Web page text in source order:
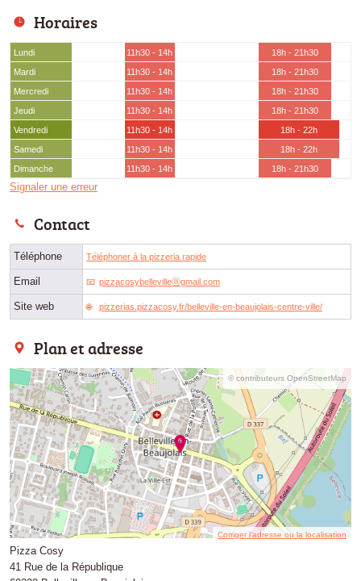
Horaires
Lundi 11h30 - 14h
18h - 21h30
Mardi
11h30 - 14h
18h - 21h30
Mercredi
11h30 - 14h
18h - 21h30
Jeudi
11h30 - 14h
18h - 21h30
Vendredi
11h30 - 14h
18h - 22h
Samedi
11h30 - 14h
18h - 22h
Dimanche
11h30 - 14h 18h - 21h30
Signaler une erreur
Contact
Téléphone Téléphoner à la pizzeria rapide
Email pizzacosybellevilleⓐgmail.com
Site web pizzerias.pizzacosy.fr/belleville-en-beaujolais-centre-ville/
Plan et adresse
© contributeurs OpenStreetMap
Corriger l’adresse ou la localisation
Pizza Cosy
41 Rue de la République